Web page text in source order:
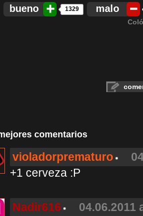
bueno 1329 malo
comentarios
violadorprematuro
+1 cerveza :P
Nadir616
04.06.2011